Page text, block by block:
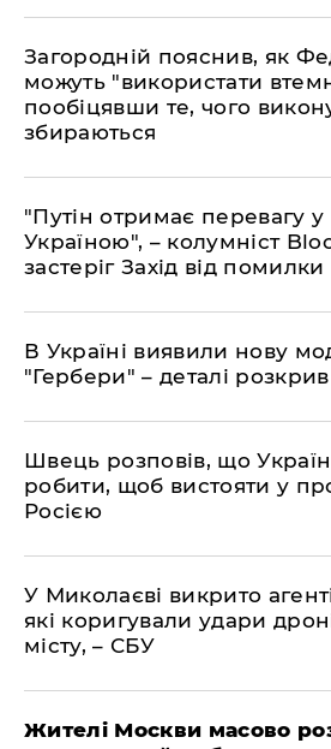
Загородній пояснив, як
можуть "використати
пообіцявши те, чого
збираються
"Путін отримає перевагу у
Україною", – колумніст
застеріг Захід від помилки
В Україні виявили нову
"Гербери" – деталі
Швець розповів, що
робити, щоб вистояти у
Росією
У Миколаєві викрито
які коригували удари
місту, – СБУ
Жителі Москви масово